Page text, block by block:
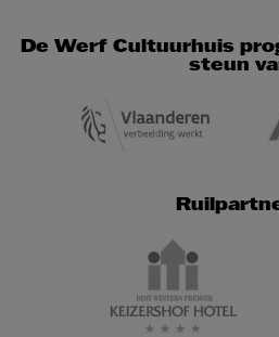
De Werf Cultuurhuis
steun